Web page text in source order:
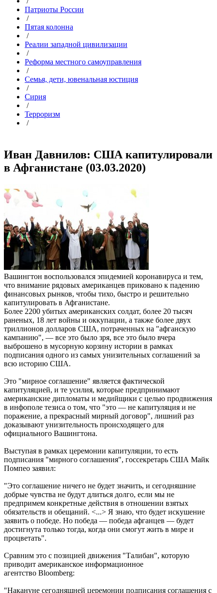
Патриоты России
/
Пятая колонна
/
Реалии западной цивилизации
/
Реформа местного самоуправления
/
Семья, дети, ювенальная юстиция
/
Сирия
/
Терроризм
/
Иван Давнилов: США капитулировали
в Афганистане (03.03.2020)
Вашингтон воспользовался эпидемией коронавируса и тем,
что внимание рядовых американцев приковано к падению
финансовых рынков, чтобы тихо, быстро и решительно
капитулировать в Афганистане.
Более 2200 убитых американских солдат, более 20 тысяч
раненых, 18 лет войны и оккупации, а также более двух
триллионов долларов США, потраченных на "афганскую
кампанию", — все это было зря, все это было вчера
выброшено в мусорную корзину истории в рамках
подписания одного из самых унизительных соглашений за
всю историю США.
Это "мирное соглашение" является фактической
капитуляцией, и те усилия, которые предпринимают
американские дипломаты и медийщики с целью продвижения
в инфополе тезиса о том, что "это — не капитуляция и не
поражение, а прекрасный мирный договор", лишний раз
доказывают унизительность происходящего для
официального Вашингтона.
Выступая в рамках церемонии капитуляции, то есть
подписания "мирного соглашения", госсекретарь США Майк
Помпео заявил:
"Это соглашение ничего не будет значить, и сегодняшние
добрые чувства не будут длиться долго, если мы не
предпримем конкретные действия в отношении взятых
обязательств и обещаний. <...> Я знаю, что будет искушение
заявить о победе. Но победа — победа афганцев — будет
достигнута только тогда, когда они смогут жить в мире и
процветать".
Сравним это с позицией движения "Талибан", которую
приводит американское информационное
агентство Bloomberg:
"Накануне сегодняшней церемонии подписания соглашения с